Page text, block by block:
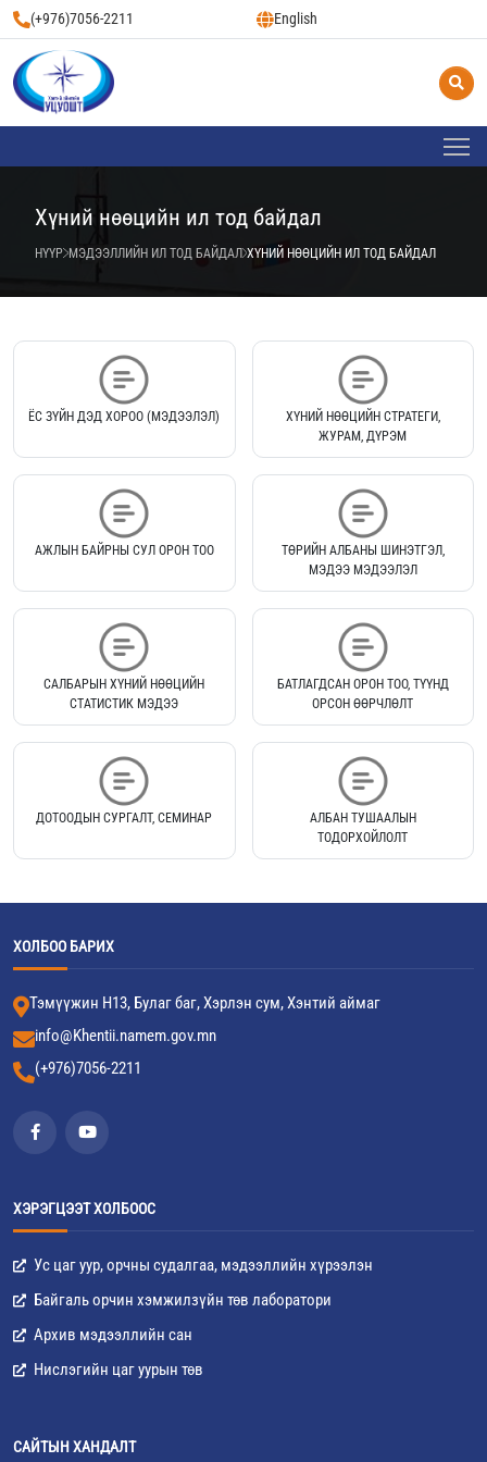
(+976)7056-2211 English
Хүний нөөцийн ил тод байдал
НҮҮР МЭДЭЭЛЛИЙН ИЛ ТОД БАЙДАЛ ХҮНИЙ НӨӨЦИЙН ИЛ ТОД БАЙДАЛ
ЁС ЗҮЙН ДЭД ХОРОО (МЭДЭЭЛЭЛ)
ХҮНИЙ НӨӨЦИЙН СТРАТЕГИ,
ЖУРАМ, ДҮРЭМ
АЖЛЫН БАЙРНЫ СУЛ ОРОН ТОО
ТӨРИЙН АЛБАНЫ ШИНЭТГЭЛ,
МЭДЭЭ МЭДЭЭЛЭЛ
САЛБАРЫН ХҮНИЙ НӨӨЦИЙН
СТАТИСТИК МЭДЭЭ
БАТЛАГДСАН ОРОН ТОО, ТҮҮНД
ОРСОН ӨӨРЧЛӨЛТ
ДОТООДЫН СУРГАЛТ, СЕМИНАР
АЛБАН ТУШААЛЫН
ТОДОРХОЙЛОЛТ
ХОЛБОО БАРИХ
Тэмүүжин Н13, Булаг баг, Хэрлэн сум, Хэнтий аймаг
info@Khentii.namem.gov.mn
(+976)7056-2211
ХЭРЭГЦЭЭТ ХОЛБООС
Ус цаг уур, орчны судалгаа, мэдээллийн хүрээлэн
Байгаль орчин хэмжилзүйн төв лаборатори
Архив мэдээллийн сан
Нислэгийн цаг уурын төв
САЙТЫН ХАНДАЛТ